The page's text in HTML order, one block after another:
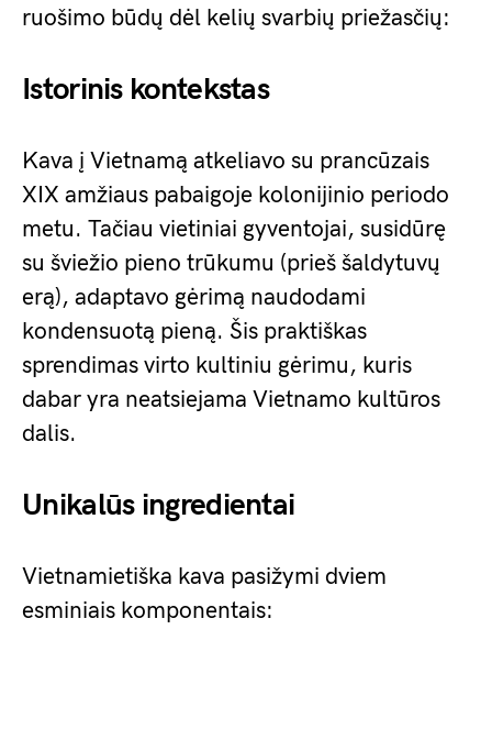
ruošimo būdų dėl kelių svarbių priežasčių:
Istorinis kontekstas
Kava į Vietnamą atkeliavo su prancūzais
XIX amžiaus pabaigoje kolonijinio periodo
metu. Tačiau vietiniai gyventojai, susidūrę
su šviežio pieno trūkumu (prieš šaldytuvų
erą), adaptavo gėrimą naudodami
kondensuotą pieną. Šis praktiškas
sprendimas virto kultiniu gėrimu, kuris
dabar yra neatsiejama Vietnamo kultūros
dalis.
Unikalūs ingredientai
Vietnamietiška kava pasižymi dviem
esminiais komponentais: